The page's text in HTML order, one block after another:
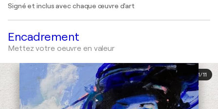
Signé et inclus avec chaque œuvre d'art
Encadrement
Mettez votre oeuvre en valeur
1/11